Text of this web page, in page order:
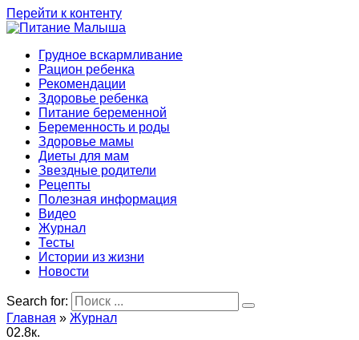
Перейти к контенту
Грудное вскармливание
Рацион ребенка
Рекомендации
Здоровье ребенка
Питание беременной
Беременность и роды
Здоровье мамы
Диеты для мам
Звездные родители
Рецепты
Полезная информация
Видео
Журнал
Тесты
Истории из жизни
Новости
Search for:
Главная » Журнал
02.8к.